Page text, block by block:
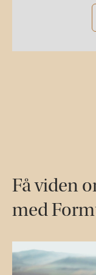
Få viden
med